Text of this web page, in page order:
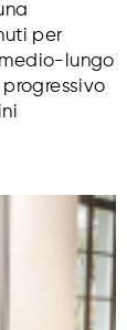
per
lungo